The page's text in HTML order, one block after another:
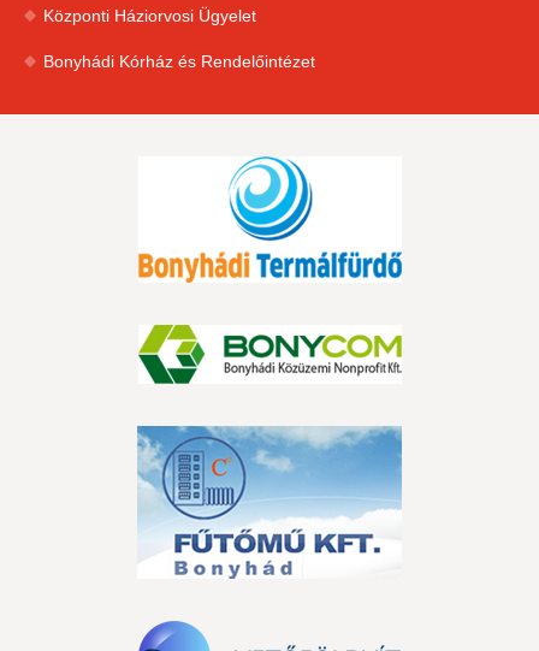
Központi Háziorvosi Ügyelet
Bonyhádi Kórház és Rendelőintézet